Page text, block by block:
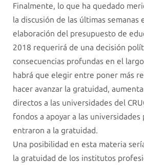
Finalmente, lo que ha quedado
la discusión de las últimas semanas
elaboración del presupuesto de
2018 requerirá de una decisión
consecuencias profundas en el
habrá que elegir entre poner más
hacer avanzar la gratuidad,
directos a las universidades del
fondos a apoyar a las universidades
entraron a la gratuidad.
Una posibilidad en esta materia
la gratuidad de los institutos